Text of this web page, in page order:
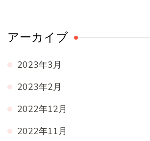
アーカイブ
2023年3月
2023年2月
2022年12月
2022年11月